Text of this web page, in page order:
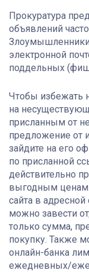
Прокуратура
объявлений
электронной
поддельных
Чтобы избежать
на
присланным от
предложение от
зайдите на его
по присланной
действительно
выгодным ценам.
сайта в
можно завести
только сумма,
покупку. Также
онлайн-банка
ежедневных/